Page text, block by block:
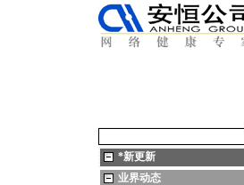
*新更新
业界动态